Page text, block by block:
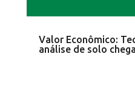
Valor Econômico:
análise de solo